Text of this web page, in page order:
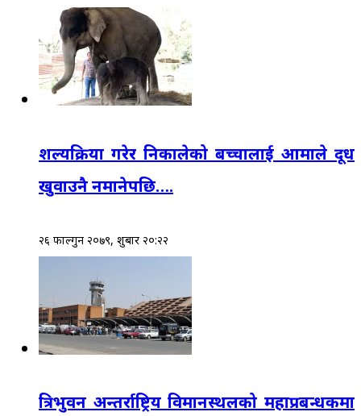
शल्यक्रिया गरेर निकालेको बच्चालाई आमाले दूध
खुवाउनै नमानेपछि….
२६ फाल्गुन २०७९, शुक्रबार २०:२२
त्रिभुवन अन्तर्राष्ट्रिय विमानस्थलको महाप्रबन्धकमा